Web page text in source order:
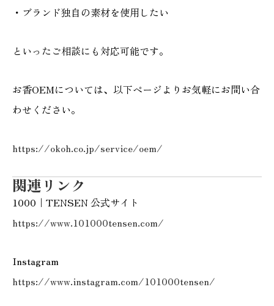
・ブランド独自の素材を使用したい
といったご相談にも対応可能です。
お香OEMについては、以下ページよりお気軽にお問い合
わせください。
https://okoh.co.jp/service/oem/
関連リンク
1000｜TENSEN 公式サイト
https://www.101000tensen.com/
Instagram
https://www.instagram.com/101000tensen/